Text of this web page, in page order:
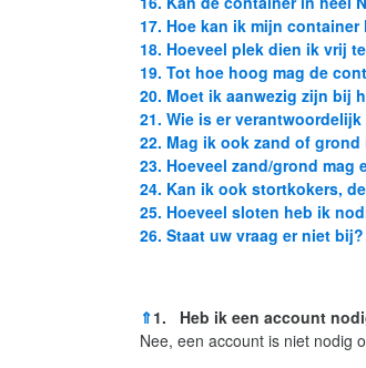
17. Hoe kan ik mijn
18. Hoeveel plek dien ik vrij
19. Tot hoe hoog mag de
20. Moet ik aanwezig zijn bij
21. Wie is er
22. Mag ik ook zand of
23. Hoeveel zand/grond
24. Kan ik ook stortkokers,
25. Hoeveel sloten heb ik
26. Staat uw vraag er niet bij?
⇑1. Heb ik een account
Nee, een account is niet nodig